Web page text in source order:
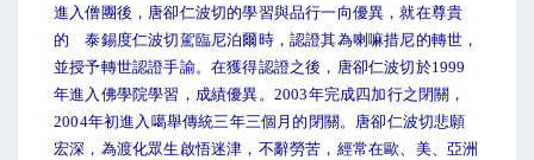
進入僧團後，唐卻仁波切的學習與品行一向優異，就在尊貴
的 泰錫度仁波切駕臨尼泊爾時，認證其為喇嘛措尼的轉世，
並授予轉世認證手諭。在獲得認證之後，唐卻仁波切於1999
年進入佛學院學習，成績優異。 2003年完成四加行之閉關，
2004年初進入噶舉傳統三年三個月的閉關。唐卻仁波切悲願
宏深，為渡化眾生啟悟迷津，不辭勞苦，經常在歐、美、亞洲